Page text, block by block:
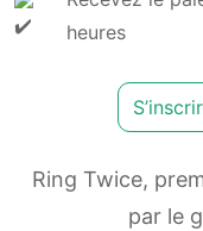
t-il à domicile ?
Oui, un
à domicile
discuter de
d'identifier les